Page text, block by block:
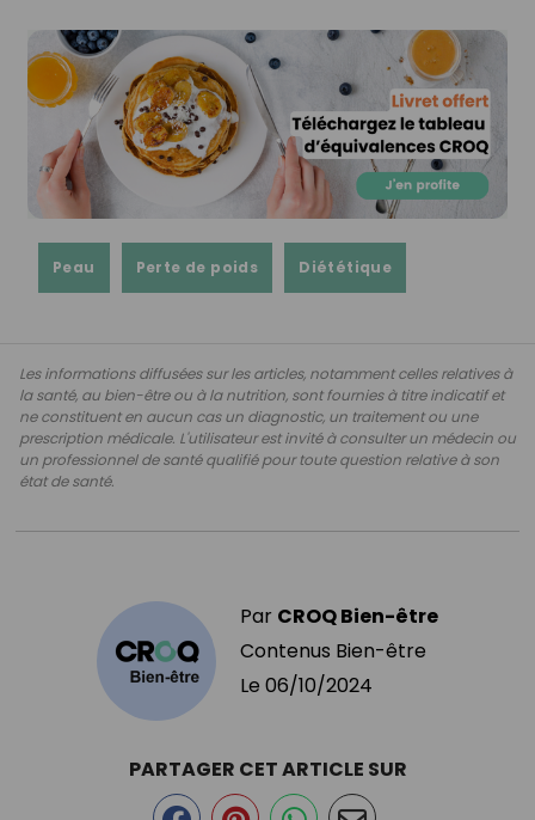
Peau Perte de poids Diététique
Les informations diffusées sur les articles, notamment celles relatives à
la santé, au bien-être ou à la nutrition, sont fournies à titre indicatif et
ne constituent en aucun cas un diagnostic, un traitement ou une
prescription médicale. L'utilisateur est invité à consulter un médecin ou
un professionnel de santé qualifié pour toute question relative à son
état de santé.
Par CROQ Bien-être
Contenus Bien-être
Le 06/10/2024
PARTAGER CET ARTICLE SUR